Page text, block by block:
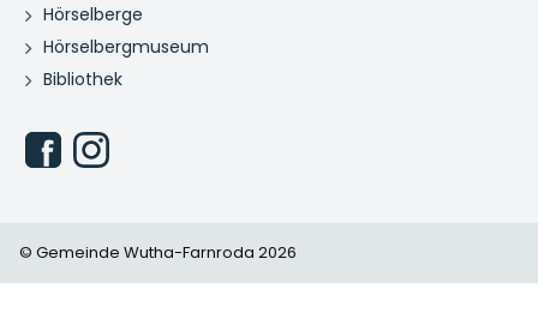
Hörselberge
Hörselbergmuseum
Bibliothek
© Gemeinde Wutha-Farnroda 2026